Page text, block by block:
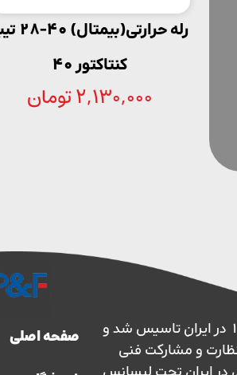
رله
کنتاکتور 40
2,130,000تومان
صنایع الکتریکی پارس حفاظ در سال 1363 در ایران تاسیس شد و
دهه فعالیت در سال 1373 با نظارت و مشارکت فنی
صفحه اصلی